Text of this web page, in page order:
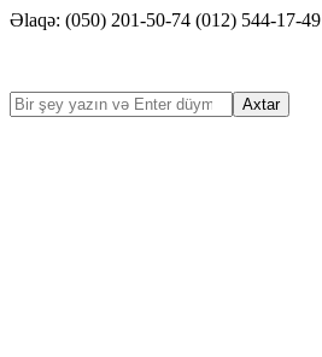
Əlaqə: (050) 201-50-74 (012) 544-17-49